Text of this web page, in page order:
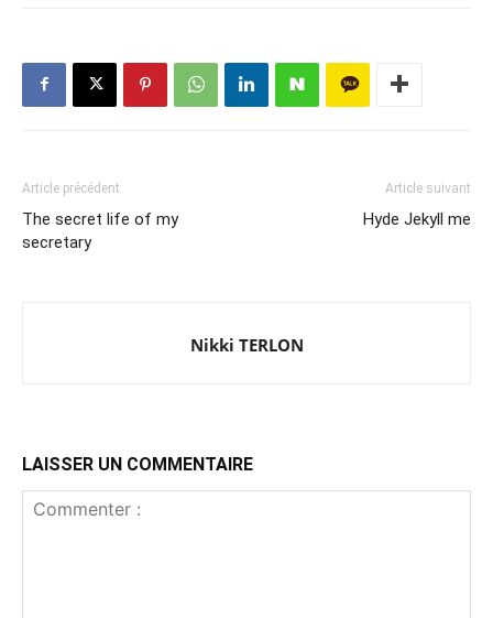
Article précédent
The secret life of my
secretary
Article suivant
Hyde Jekyll me
Nikki TERLON
LAISSER UN COMMENTAIRE